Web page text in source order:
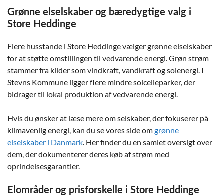
Grønne elselskaber og bæredygtige valg i
Store Heddinge
Flere husstande i Store Heddinge vælger grønne elselskaber
for at støtte omstillingen til vedvarende energi. Grøn strøm
stammer fra kilder som vindkraft, vandkraft og solenergi. I
Stevns Kommune ligger flere mindre solcelleparker, der
bidrager til lokal produktion af vedvarende energi.
Hvis du ønsker at læse mere om selskaber, der fokuserer på
klimavenlig energi, kan du se vores side omgrønne
elselskaber i Danmark. Her finder du en samlet oversigt over
dem, der dokumenterer deres køb af strøm med
oprindelsesgarantier.
Elområder og prisforskelle i Store Heddinge